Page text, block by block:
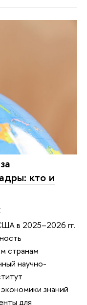
кто и
в 2025–2026 гг.
странам
научно-
знаний
для